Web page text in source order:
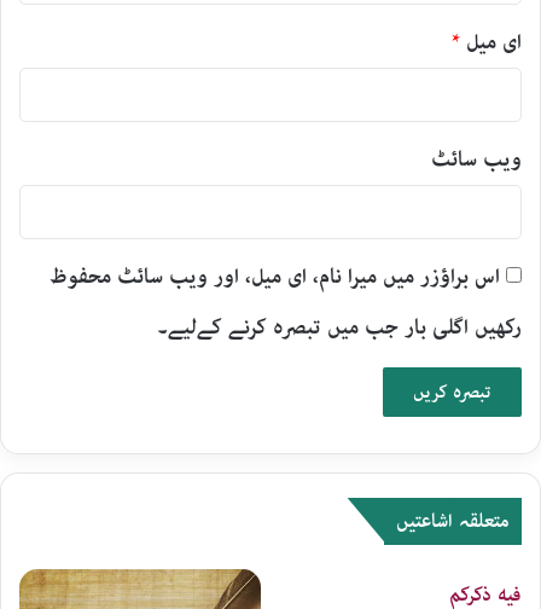
ای میل *
ویب‌ سائٹ
اس براؤزر میں میرا نام، ای میل، اور ویب سائٹ محفوظ
رکھیں اگلی بار جب میں تبصرہ کرنے کےلیے۔
متعلقہ اشاعتیں
فيه ذكركم